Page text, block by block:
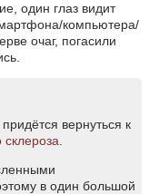
один глаз видит
компьютера/
очаг, погасили
вернуться к
склероза
в один большой